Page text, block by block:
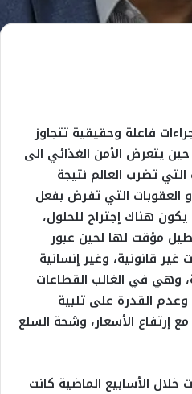
فاعلة وحقيقية تتجاوز
حين يتعرض الأمن الغذائي الى
تضرب العالم نتيجة
العقوبات التي تفرض بفعل
هناك إجتراح للحلول،
مؤقت لها لحين عبور
قانونية، وغير إنسانية
وهي في الغالب القطاعات
وعدم القدرة على تلبية
إرتفاع الأسعار، وشحة السلع
الأسابيع الماضية كانت